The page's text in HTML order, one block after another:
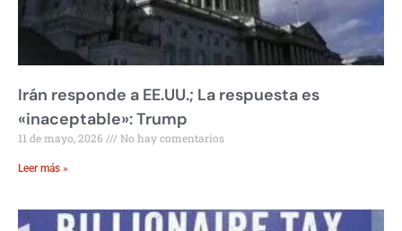
Irán responde a EE.UU.; La respuesta es
«inaceptable»: Trump
11 de mayo, 2026 No hay comentarios
Leer más »